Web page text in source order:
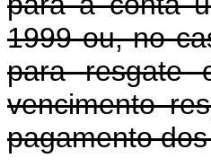
1999 ou, no
para resgate
vencimento
pagamento